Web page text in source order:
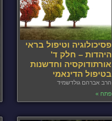
פסיכולוגיה וטיפול בראי
היהדות – חלק ד'
אורתודוקסיה וחדשנות
בטיפול הדינאמי
הרב אברהם גולדשמיד
פתח »